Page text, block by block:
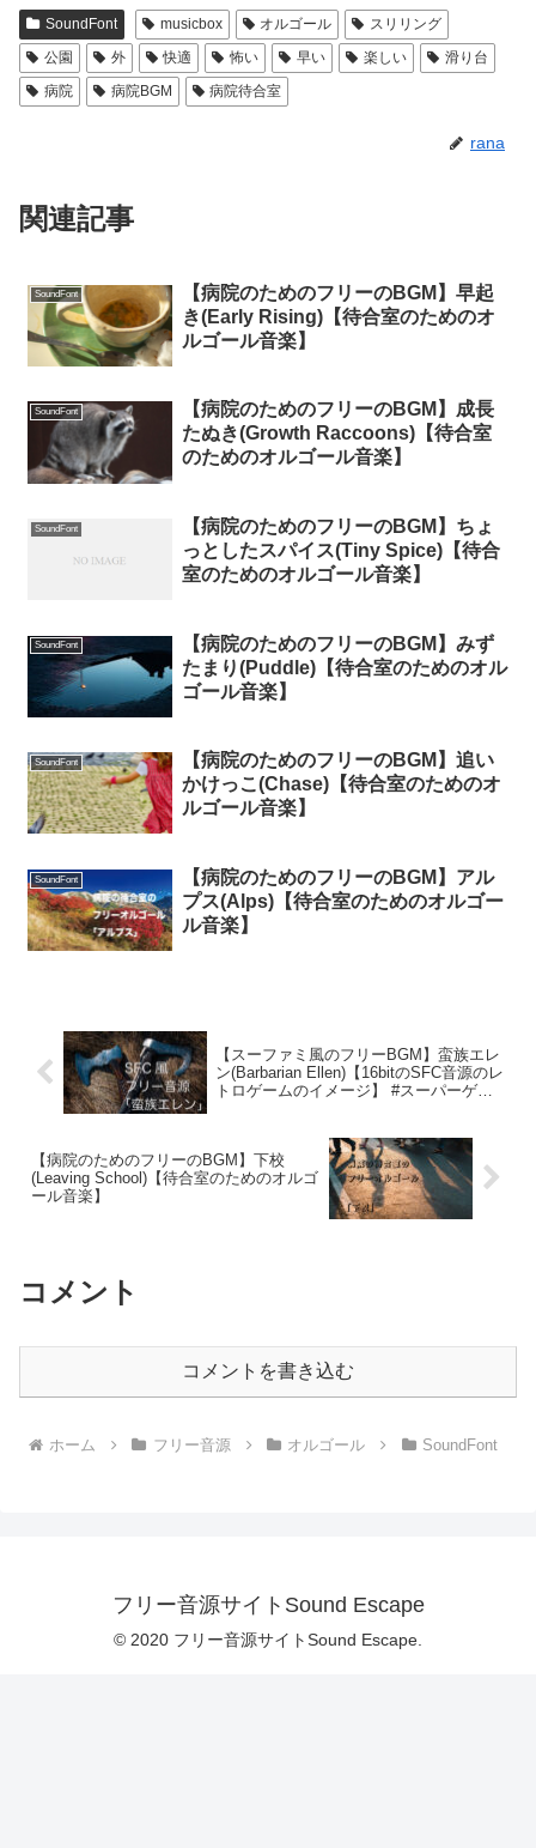
SoundFont musicbox オルゴール
スリリング
公園
外 快適 怖い 早い 楽しい
滑り台
病院
病院BGM 病院待合室
rana
関連記事
SoundFont
【病院のためのフリーのBGM】早起
き(Early Rising)【待合室のためのオ
ルゴール音楽】
SoundFont
【病院のためのフリーのBGM】成長
たぬき(Growth Raccoons)【待合室
のためのオルゴール音楽】
SoundFont
【病院のためのフリーのBGM】ちょ
っとしたスパイス(Tiny Spice)【待合
室のためのオルゴール音楽】
SoundFont
【病院のためのフリーのBGM】みず
たまり(Puddle)【待合室のためのオル
ゴール音楽】
SoundFont
【病院のためのフリーのBGM】追い
かけっこ(Chase)【待合室のためのオ
ルゴール音楽】
SoundFont
【病院のためのフリーのBGM】アル
プス(Alps)【待合室のためのオルゴー
ル音楽】
【スーファミ風のフリーBGM】蛮族エレ
ン(Barbarian Ellen)【16bitのSFC音源のレ
トロゲームのイメージ】 #スーパーゲ制
【病院のためのフリーのBGM】下校
(Leaving School)【待合室のためのオルゴ
ール音楽】
コメント
コメントを書き込む
ホーム フリー音源 オルゴール SoundFont
フリー音源サイトSound Escape
© 2020 フリー音源サイトSound Escape.